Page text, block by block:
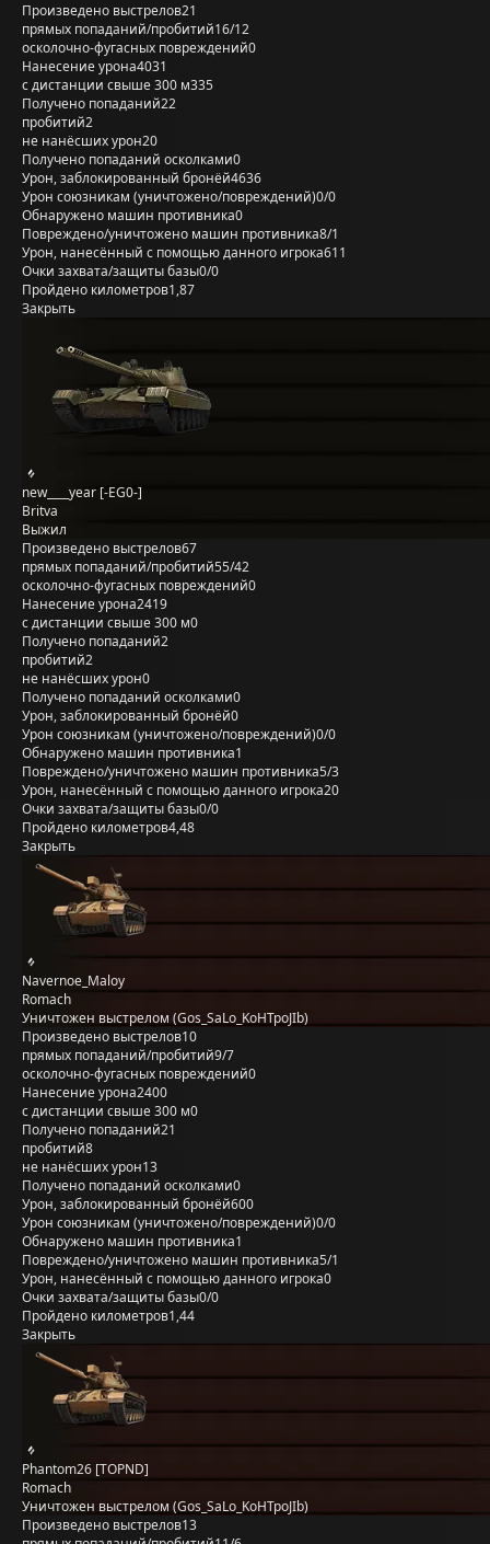
Произведено выстрелов21
прямых попаданий/пробитий16/12
осколочно-фугасных повреждений0
Нанесение урона4031
с дистанции свыше 300 м335
Получено попаданий22
пробитий2
не нанёсших урон20
Получено попаданий осколками0
Урон, заблокированный бронёй4636
Урон союзникам (уничтожено/повреждений)0/0
Обнаружено машин противника0
Повреждено/уничтожено машин противника8/1
Урон, нанесённый с помощью данного игрока611
Очки захвата/защиты базы0/0
Пройдено километров1,87
Закрыть
new____year [-EG0-]
Britva
Выжил
Произведено выстрелов67
прямых попаданий/пробитий55/42
осколочно-фугасных повреждений0
Нанесение урона2419
с дистанции свыше 300 м0
Получено попаданий2
пробитий2
не нанёсших урон0
Получено попаданий осколками0
Урон, заблокированный бронёй0
Урон союзникам (уничтожено/повреждений)0/0
Обнаружено машин противника1
Повреждено/уничтожено машин противника5/3
Урон, нанесённый с помощью данного игрока20
Очки захвата/защиты базы0/0
Пройдено километров4,48
Закрыть
Navernoe_Maloy
Romach
Уничтожен выстрелом (Gos_SaLo_KoHTpoJIb)
Произведено выстрелов10
прямых попаданий/пробитий9/7
осколочно-фугасных повреждений0
Нанесение урона2400
с дистанции свыше 300 м0
Получено попаданий21
пробитий8
не нанёсших урон13
Получено попаданий осколками0
Урон, заблокированный бронёй600
Урон союзникам (уничтожено/повреждений)0/0
Обнаружено машин противника1
Повреждено/уничтожено машин противника5/1
Урон, нанесённый с помощью данного игрока0
Очки захвата/защиты базы0/0
Пройдено километров1,44
Закрыть
Phantom26 [TOPND]
Romach
Уничтожен выстрелом (Gos_SaLo_KoHTpoJIb)
Произведено выстрелов13